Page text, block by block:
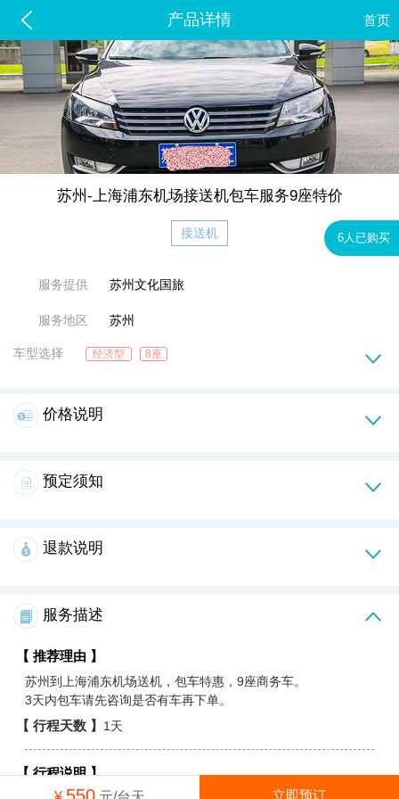
产品详情 首页
苏州-上海浦东机场接送机包车服务9座特价
接送机 6人已购买
服务提供 苏州文化国旅
服务地区 苏州
车型选择 经济型 8座
价格说明
预定须知
退款说明
服务描述
【 推荐理由 】
苏州到上海浦东机场送机，包车特惠，9座商务车。
3天内包车请先咨询是否有车再下单。
【 行程天数 】 1天
【 行程说明 】
立即预订